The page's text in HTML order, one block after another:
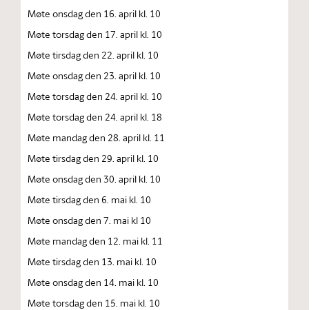
Møte onsdag den 16. april kl. 10
Møte torsdag den 17. april kl. 10
Møte tirsdag den 22. april kl. 10
Møte onsdag den 23. april kl. 10
Møte torsdag den 24. april kl. 10
Møte torsdag den 24. april kl. 18
Møte mandag den 28. april kl. 11
Møte tirsdag den 29. april kl. 10
Møte onsdag den 30. april kl. 10
Møte tirsdag den 6. mai kl. 10
Møte onsdag den 7. mai kl 10
Møte mandag den 12. mai kl. 11
Møte tirsdag den 13. mai kl. 10
Møte onsdag den 14. mai kl. 10
Møte torsdag den 15. mai kl. 10